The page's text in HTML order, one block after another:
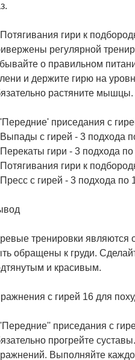
гири к
регулярной
о правильном
и держите гирю на
растяните мышцы.
приседания с
с гирей - 3 подхода
гири - 3 подхода по
гири к
с гирей - 3 подхода по
тренировки
обращены к груди.
и красивым.
с гирей 16 для
приседания с
прогрейте
Выполняйте